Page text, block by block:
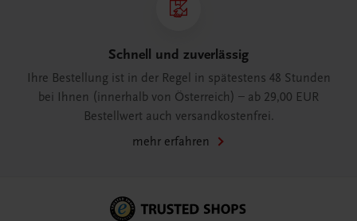
Schnell und zuverlässig
Ihre Bestellung ist in der Regel in spätestens 48 Stunden
bei Ihnen (innerhalb von Österreich) – ab 29,00 EUR
Bestellwert auch versandkostenfrei.
mehr erfahren